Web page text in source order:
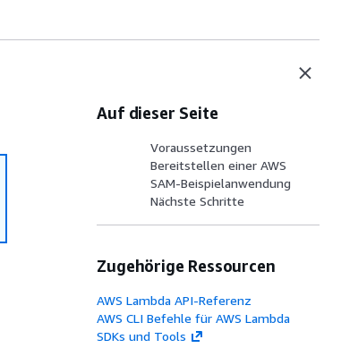
Auf dieser Seite
Voraussetzungen
Bereitstellen einer AWS
SAM-Beispielanwendung
Nächste Schritte
Zugehörige Ressourcen
AWS Lambda API-Referenz
AWS CLI Befehle für AWS Lambda
SDKs und Tools